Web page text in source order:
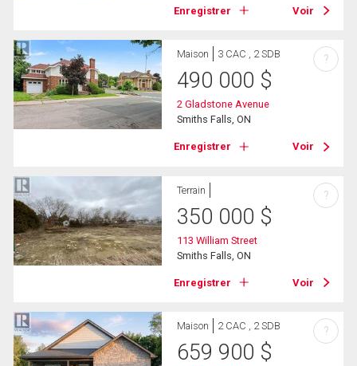
Enregistrer Voir
Maison 3 CAC , 2 SDB
490 000 $
2 Gladstone Avenue
Smiths Falls, ON
Enregistrer Voir
?
Terrain
350 000 $
113 William Street
Smiths Falls, ON
Enregistrer Voir
?
Maison 2 CAC , 2 SDB
659 900 $
?